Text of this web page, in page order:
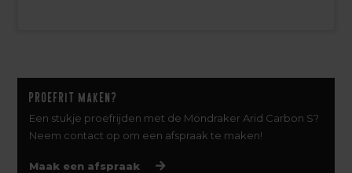
Proefrit maken?
Een stukje proefrijden met de Mondraker Arid Carbon S?
Neem contact op om een afspraak te maken!
Maak een afspraak